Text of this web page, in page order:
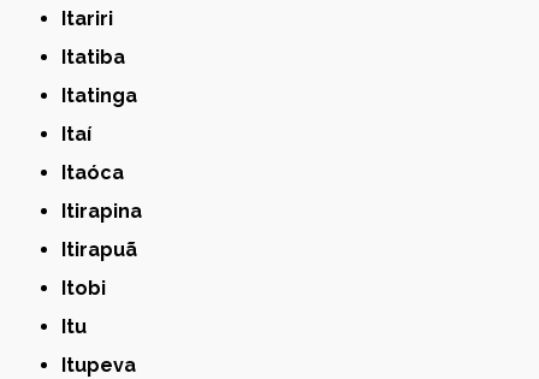
Itariri
Itatiba
Itatinga
Itaí
Itaóca
Itirapina
Itirapuã
Itobi
Itu
Itupeva